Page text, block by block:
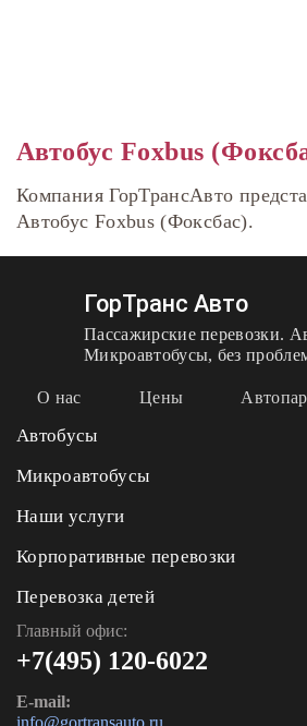
Автобус Foxbus
Компания ГорТрансАвто
Автобус Foxbus (Фоксбас).
ГорТранс Авто
Пассажирские перевозки.
Микроавтобусы, без
О нас Цены
Автобусы
Микроавтобусы
Наши услуги
Корпоративные перевозки
Перевозка детей
Главный офис:
+7(495) 120-6022
E-mail:
info@gortransauto.ru